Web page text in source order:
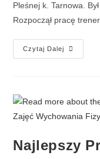
Pleśnej k. Tarnowa.
Rozpoczął pracę
Czytaj Dalej
Najlepszy